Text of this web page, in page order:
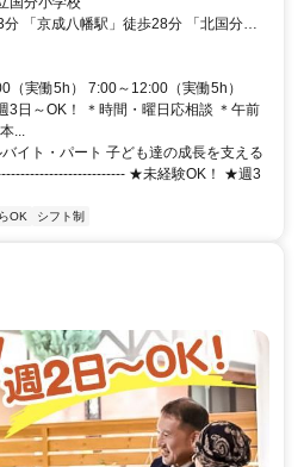
歩30分 「市川駅」バス15分、「曽谷
（実働5h） 7:00～12:00（実働5h）
3日～OK！ ＊時間・曜日応相談 ＊午前
...
イト・パート 子ども達の成長を支える
★未経験OK！ ★週3
OK シフト制